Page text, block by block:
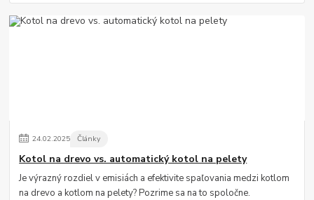
24.02.2025 Články
Kotol na drevo vs. automatický kotol na pelety
Je výrazný rozdiel v emisiách a efektivite spaľovania medzi kotlom
na drevo a kotlom na pelety? Pozrime sa na to spoločne.